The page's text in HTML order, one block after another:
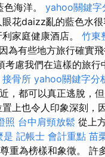
海洋。 yahoo關鍵字
花daizz亂的藍色水很
家庭健康酒店。 竹東
為有些地方旅行確實
考慮我們在這樣的旅行
接骨所 yahoo關鍵字分
，都可以真正逃脫，
上也令人印象深刻，
照 台中肩頸放鬆 從上
是 記帳士 會計重點 苗
重為榜樣和象徵。 許